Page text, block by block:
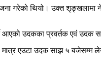
गरेको थियो। उक्त शृङ्खलामा
आएको उदकका प्रवर्तक एवं उदक
एउटा उदक साझ ५ बजेसम्म